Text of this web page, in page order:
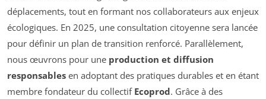
déplacements, tout en formant nos collaborateurs aux enjeux
écologiques. En 2025, une consultation citoyenne sera lancée
pour définir un plan de transition renforcé. Parallèlement,
nous œuvrons pour une production et diffusion
responsables en adoptant des pratiques durables et en étant
membre fondateur du collectif Ecoprod. Grâce à des